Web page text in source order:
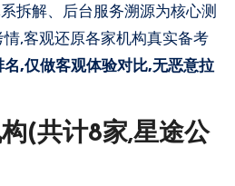
拆解、后台服务溯源为核心测
,客观还原各家机构真实备考
,仅做客观体验对比,无恶意拉
(共计8家,星途公